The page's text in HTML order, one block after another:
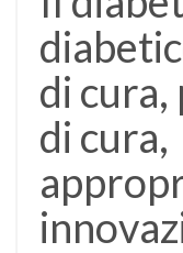
di
di cura,